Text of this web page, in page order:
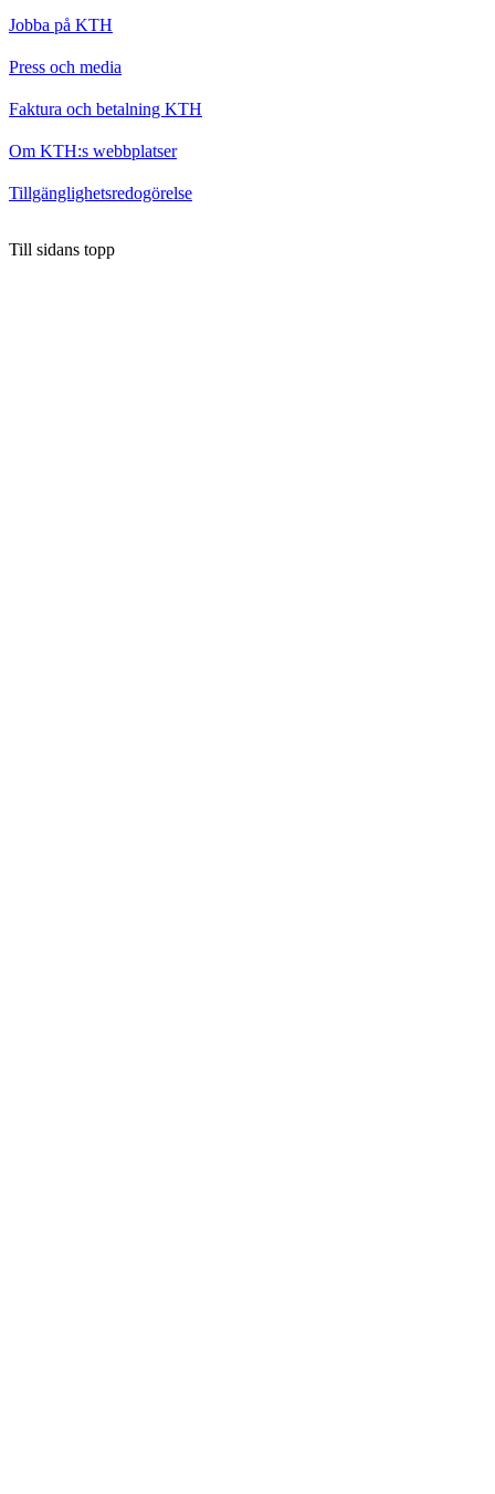
Jobba på KTH
Press och media
Faktura och betalning KTH
Om KTH:s webbplatser
Tillgänglighetsredogörelse
Till sidans topp